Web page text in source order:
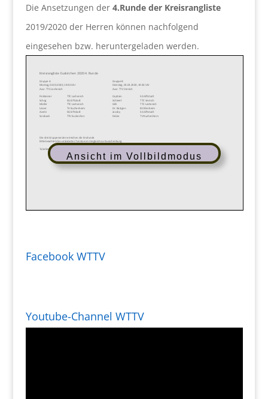
Die Ansetzungen der 4.Runde der Kreisrangliste
2019/2020 der Herren können nachfolgend
eingesehen bzw. heruntergeladen werden.
Ansicht im Vollbildmodus
Facebook WTTV
Youtube-Channel WTTV